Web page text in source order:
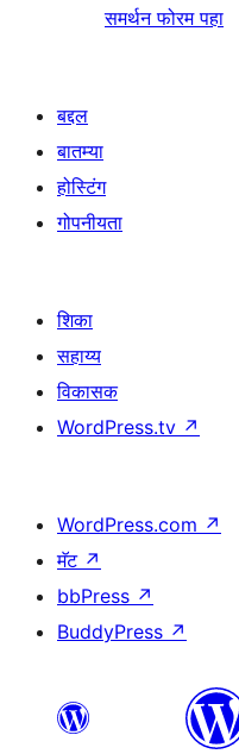
समर्थन फोरम पहा
बद्दल
बातम्या
होस्टिंग
गोपनीयता
शिका
सहाय्य
विकासक
WordPress.tv ↗
WordPress.com ↗
मॅट ↗
bbPress ↗
BuddyPress ↗